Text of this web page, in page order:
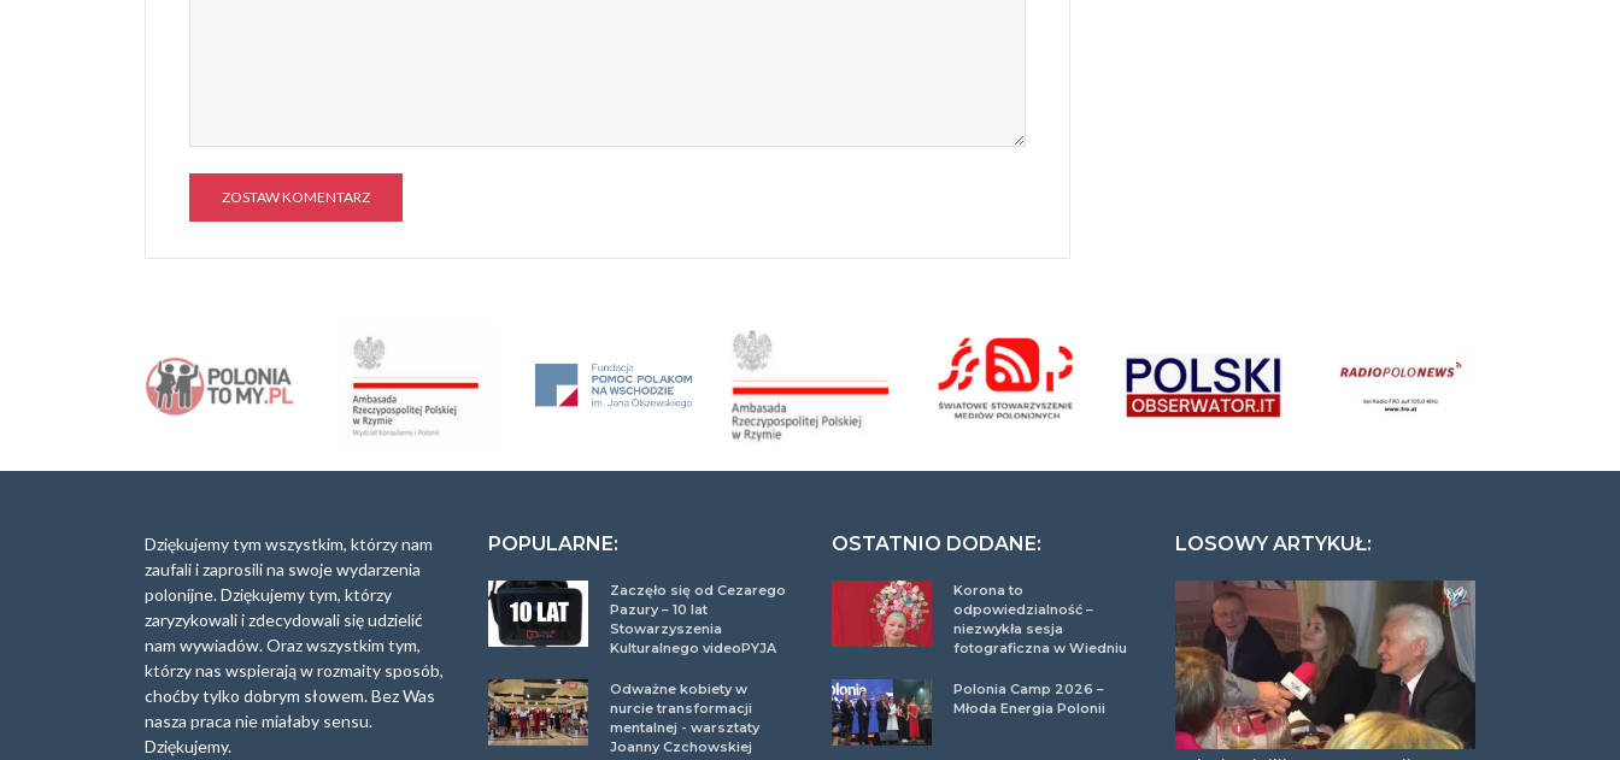
A
r
n
a
:
Dziękujemy tym wszystkim, którzy nam
zaufali i zaprosili na swoje wydarzenia
polonijne. Dziękujemy tym, którzy
zaryzykowali i zdecydowali się udzielić
nam wywiadów. Oraz wszystkim tym,
którzy nas wspierają w rozmaity sposób,
choćby tylko dobrym słowem. Bez Was
nasza praca nie miałaby sensu.
Dziękujemy.
POPULARNE:
Zaczęło się od Cezarego
Pazury – 10 lat
Stowarzyszenia
Kulturalnego videoPYJA
Odważne kobiety w
nurcie transformacji
mentalnej - warsztaty
Joanny Czchowskiej
OSTATNIO DODANE:
Korona to
odpowiedzialność –
niezwykła sesja
fotograficzna w Wiedniu
Polonia Camp 2026 –
Młoda Energia Polonii
LOSOWY ARTYKUŁ: